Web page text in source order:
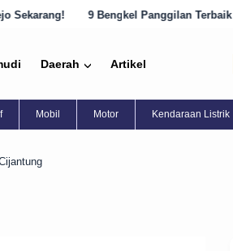
Panggilan Terbaik di Semarang yang
Daerah Artikel
Mobil Motor Kendaraan Listrik